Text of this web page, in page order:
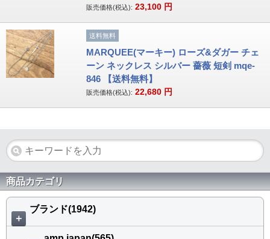
販売価格(税込): 23,100 円
送料無料
MARQUEE(マーキー) ローズ&ダガー チェ
ーン ネックレス シルバー 薔薇 短剣 mqe-
846 【送料無料】
販売価格(税込): 22,680 円
商品カテゴリ
＋
ブランド(1942)